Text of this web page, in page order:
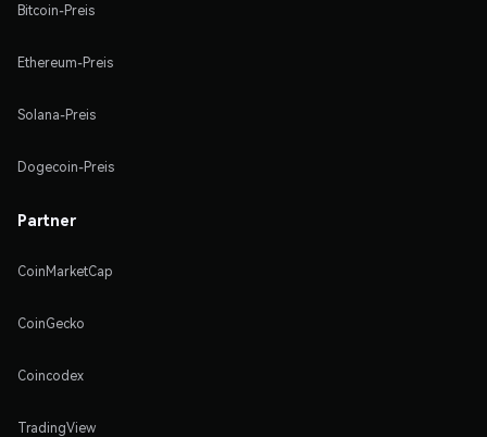
Bitcoin-Preis
Ethereum-Preis
Solana-Preis
Dogecoin-Preis
Partner
CoinMarketCap
CoinGecko
Coincodex
TradingView